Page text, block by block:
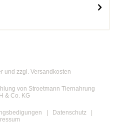
und zzgl. Versandkosten
von Stroetmann Tiernahrung
& Co. KG
Datenschutz